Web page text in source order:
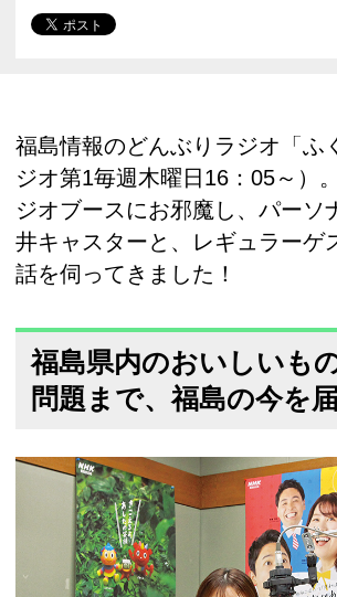
福島情報のどんぶりラジオ「ふ
ジオ第1毎週木曜日16：05～）
ジオブースにお邪魔し、パーソ
井キャスターと、レギュラーゲ
話を伺ってきました！
福島県内のおいしいも
問題まで、福島の今を